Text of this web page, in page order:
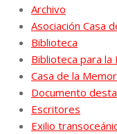
Archivo
Asociación Casa
Biblioteca
Biblioteca para la
Casa de la
Documento
Escritores
Exilio